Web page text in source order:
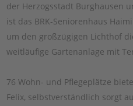
der Herzogsstadt Burghausen
ist das BRK-Seniorenhaus
um den großzügigen Lichthof
weitläufige Gartenanlage mit
76 Wohn- und Pflegeplätze
Felix, selbstverständlich sorgt